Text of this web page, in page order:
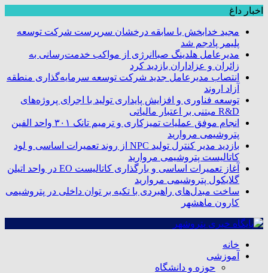
اخبار داغ
مجید خدابخش با سابقه درخشان سرپرست شرکت توسعه
پلیمر پادجم شد
مدیرعامل هلدینگ صباانرژی از مواکب خدمت‌رسانی به
زائران و عزاداران بازدید کرد
انتصاب مدیرعامل جدید شرکت توسعه سرمایه‌گذاری منطقه
آزاد اروند
توسعه فناوری و افزایش پایداری تولید با اجرای پروژه‌های
R&D مبتنی بر اعتبار مالیاتی
انجام موفق عملیات تمیزکاری و ترمیم تانک ۳۰۱ واحد الفین
پتروشیمی مروارید
بازدید مدیر کنترل تولید NPC از روند تعمیرات اساسی و لود
کاتالیست پتروشیمی مروارید
آغاز تعمیرات اساسی و بارگذاری کاتالیست EO در واحد اتیلن
گلایکول پتروشیمی مروارید
ساخت مبدل‌های راهبردی با تکیه بر توان داخلی در پتروشیمی
کارون ماهشهر
خانه
آموزشی
حوزه و دانشگاه